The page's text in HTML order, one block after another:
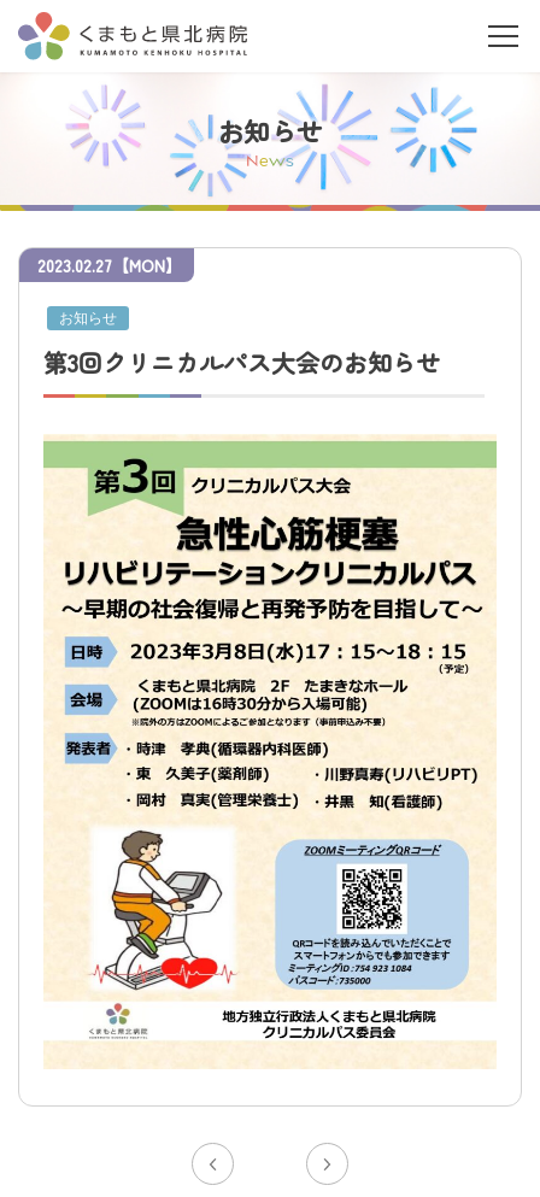
お知らせ
News
2023.02.27 【MON】
お知らせ
第3回クリニカルパス大会のお知らせ
当院について
ご利用の皆さまへ
医療関係者の皆さまへ
交通アクセス
採用情報
お問い合わせ
〒865-0005 熊本県玉名市玉名550番地
初診のご相談・お問い合わせ
Tel.0968-73-5000
プライバシーポリシー 入札に関するお知らせ
指定請求書（Excel）
くまもと県北病院会議室等使用規則（word）